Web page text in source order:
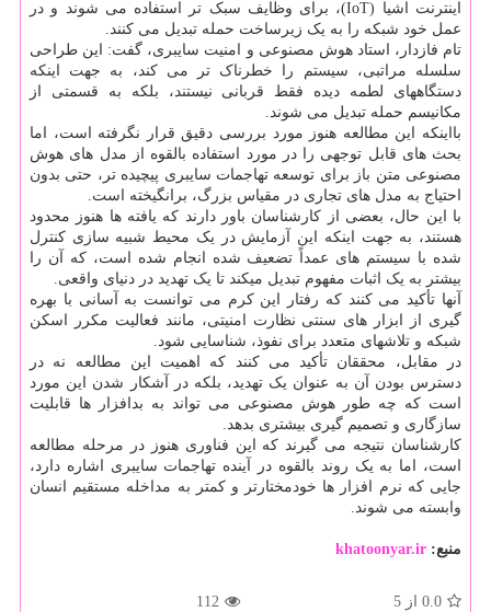
اینترنت اشیا (IoT)، برای وظایف سبک تر استفاده می شوند و در
عمل خود شبکه را به یک زیرساخت حمله تبدیل می کنند.
تام فازدار، استاد هوش مصنوعی و امنیت سایبری، گفت: این طراحی
سلسله مراتبی، سیستم را خطرناک تر می کند، به جهت اینکه
دستگاههای لطمه دیده فقط قربانی نیستند، بلکه به قسمتی از
مکانیسم حمله تبدیل می شوند.
بااینکه این مطالعه هنوز مورد بررسی دقیق قرار نگرفته است، اما
بحث های قابل توجهی را در مورد استفاده بالقوه از مدل های هوش
مصنوعی متن باز برای توسعه تهاجمات سایبری پیچیده تر، حتی بدون
احتیاج به مدل های تجاری در مقیاس بزرگ، برانگیخته است.
با این حال، بعضی از کارشناسان باور دارند که یافته ها هنوز محدود
هستند، به جهت اینکه این آزمایش در یک محیط شبیه سازی کنترل
شده با سیستم های عمداً تضعیف شده انجام شده است، که آن را
بیشتر به یک اثبات مفهوم تبدیل میکند تا یک تهدید در دنیای واقعی.
آنها تأکید می کنند که رفتار این کرم می توانست به آسانی با بهره
گیری از ابزار های سنتی نظارت امنیتی، مانند فعالیت مکرر اسکن
شبکه و تلاشهای متعدد برای نفوذ، شناسایی شود.
در مقابل، محققان تأکید می کنند که اهمیت این مطالعه نه در
دسترس بودن آن به عنوان یک تهدید، بلکه در آشکار شدن این مورد
است که چه طور هوش مصنوعی می تواند به بدافزار ها قابلیت
سازگاری و تصمیم گیری بیشتری بدهد.
کارشناسان نتیجه می گیرند که این فناوری هنوز در مرحله مطالعه
است، اما به یک روند بالقوه در آینده تهاجمات سایبری اشاره دارد،
جایی که نرم افزار ها خودمختارتر و کمتر به مداخله مستقیم انسان
وابسته می شوند.
منبع: khatoonyar.ir
0.0 از 5
112